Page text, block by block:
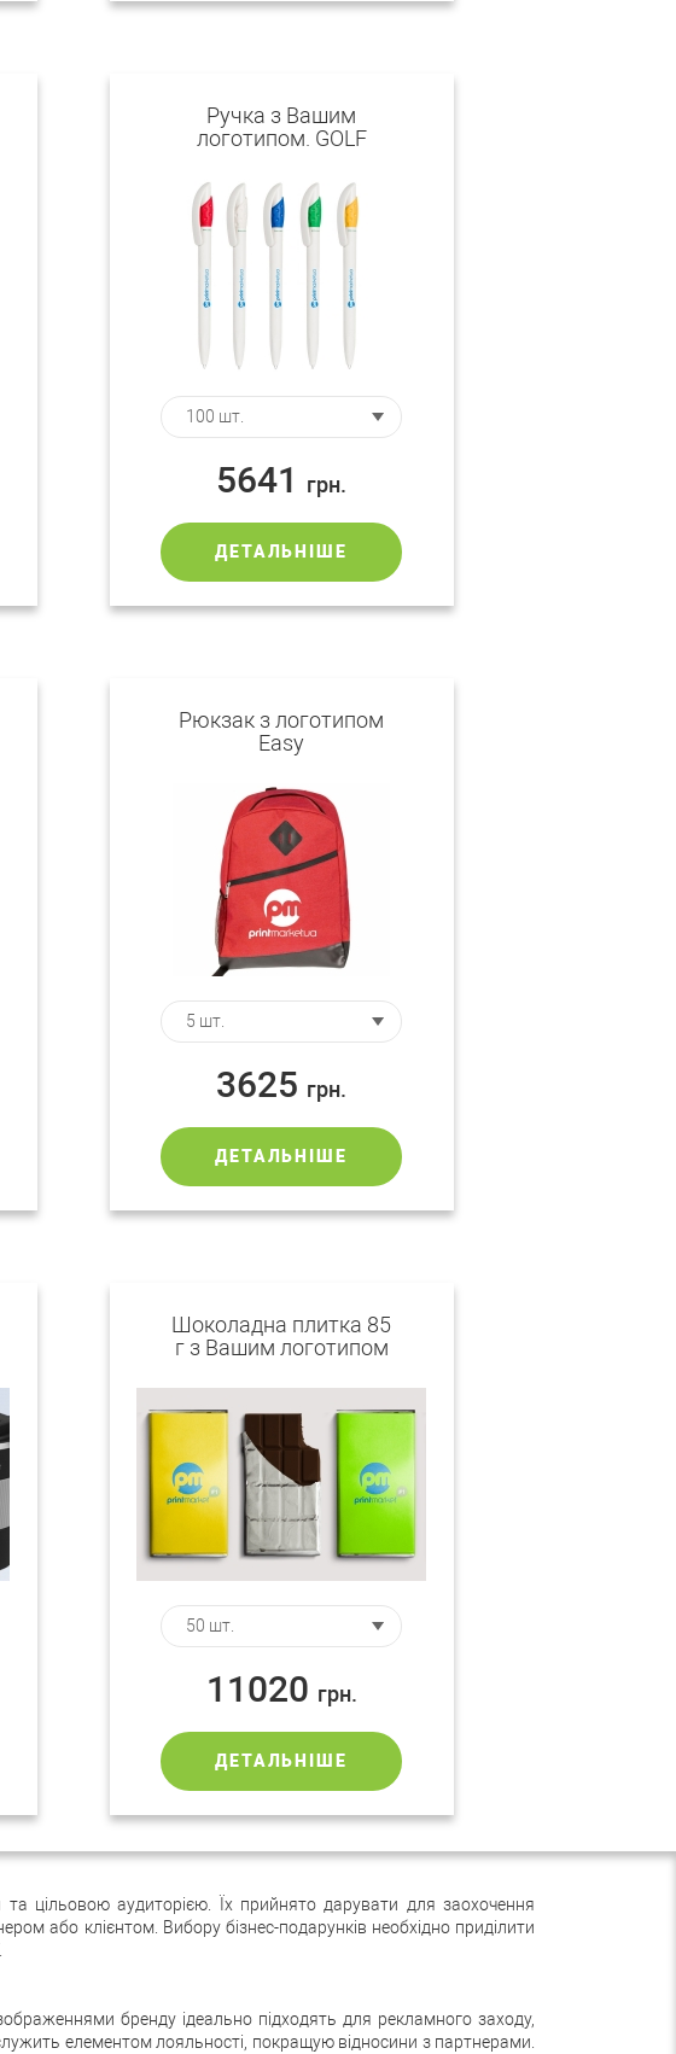
Ручка з Вашим
логотипом. GOLF
5641 грн.
ДЕТАЛЬНІШЕ
Рюкзак з логотипом
Easy
3625 грн.
ДЕТАЛЬНІШЕ
Шоколадна плитка 85
г з Вашим логотипом
11020 грн.
ДЕТАЛЬНІШЕ
та цільовою аудиторією. Їх прийнято дарувати для заохочення
або клієнтом. Вибору бізнес-подарунків необхідно приділити
бренду ідеально підходять для рекламного заходу,
елементом лояльності, покращую відносини з партнерами.